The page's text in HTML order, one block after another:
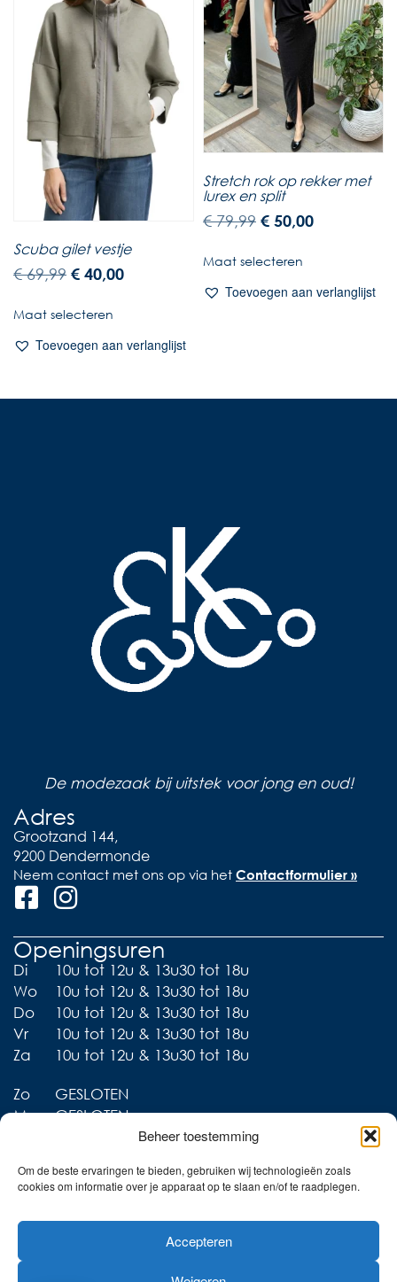
Beheer toestemming
Om de beste ervaringen te bieden, gebruiken wij technologieën zoals
cookies om informatie over je apparaat op te slaan en/of te raadplegen.
Accepteren
Scuba gilet vestje
€69,99 € 40,00
Maat selecteren
Toevoegen aan verlanglijst
Stretch rok op rekker met
lurex en split
€79,99 € 50,00
Maat selecteren
Toevoegen aan verlanglijst
De modezaak bij uitstek voor jong en oud!
Adres
Grootzand 144,
9200 Dendermonde
Neem contact met ons op via het Contactformulier »
Openingsuren
Di
10u tot 12u & 13u30 tot 18u
Wo
10u tot 12u & 13u30 tot 18u
Do
10u tot 12u & 13u30 tot 18u
Vr
10u tot 12u & 13u30 tot 18u
Za
10u tot 12u & 13u30 tot 18u
Zo
GESLOTEN
Ma
GESLOTEN
Liever thuis shoppen?
Ontdek onze collecties in
de webshop!